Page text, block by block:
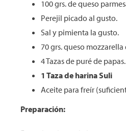
100 grs. de queso
Perejil picado al gusto.
Sal y pimienta la gusto.
70 grs. queso mozzarella
4 Tazas de puré de papas.
1 Taza de harinaSuli
Aceite para freír
Preparación: